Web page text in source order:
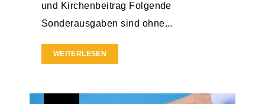
und Kirchenbeitrag Folgende
Sonderausgaben sind ohne...
WEITERLESEN